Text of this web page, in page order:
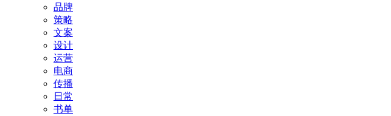
品牌
策略
文案
设计
运营
电商
传播
日常
书单